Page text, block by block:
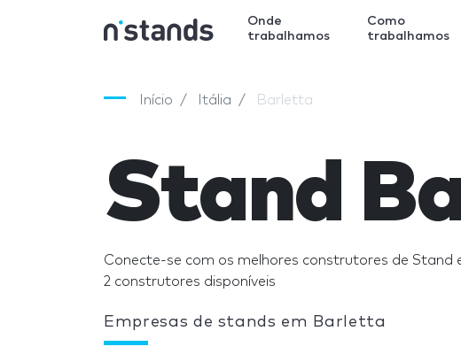
Onde
trabalhamos
Como
trabalhamos
Início Itália Barletta
Stand
Conecte-se com os melhores construtores de Stand
2 construtores disponíveis
Empresas de stands em Barletta